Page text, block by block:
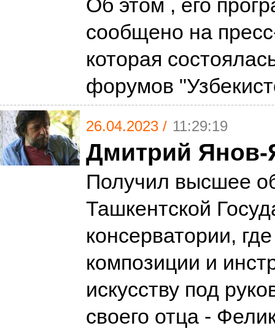
Об этом , его
сообщено на
которая
форумов
26.04.2023 / 11:29:19
Дмитрий Янов-
Получил высшее
Ташкентской
консерватории,
композиции и
искусству под
своего отца -